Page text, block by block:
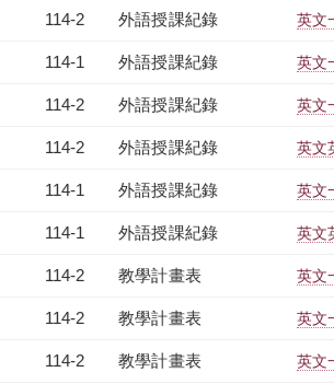
114-2 外語授課紀錄 英文
114-1 外語授課紀錄 英文
114-2 外語授課紀錄 英文
114-2 外語授課紀錄 英文
114-1 外語授課紀錄 英文
114-1 外語授課紀錄 英文
114-2 教學計畫表 英文
114-2 教學計畫表 英文
114-2 教學計畫表 英文